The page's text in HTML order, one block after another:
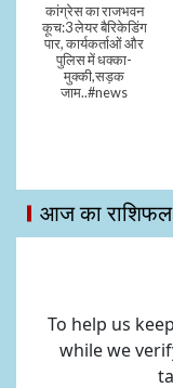
कांग्रेस का राजभवन
कूच:3 लेयर बैरिकेडिंग
पार, कार्यकर्ताओं और
पुलिस में धक्का-
मुक्की,सड़क
जाम..#news
आज का राशिफल